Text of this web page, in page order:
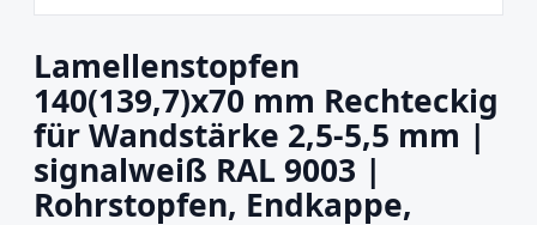
Lamellenstopfen
140(139,7)x70 mm Rechteckig
für Wandstärke 2,5-5,5 mm |
signalweiß RAL 9003 |
Rohrstopfen, Endkappe,